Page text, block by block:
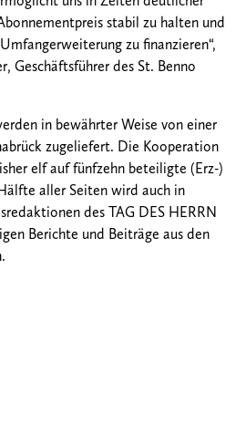
stabil zu halten und
zu finanzieren“,
Geschäftsführer des St. Benno
in bewährter Weise von einer
zugeliefert. Die Kooperation
elf auf fünfzehn beteiligte (Erz-)
aller Seiten wird auch in
des TAG DES HERRN
Berichte und Beiträge aus den